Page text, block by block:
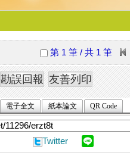
第 1 筆 / 共 1 筆
電子全文 紙本論文 QR Code
Twitter